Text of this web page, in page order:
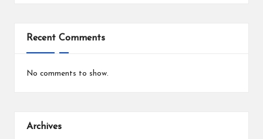
Recent Comments
No comments to show.
Archives